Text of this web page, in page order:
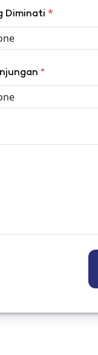
Diminati *
*